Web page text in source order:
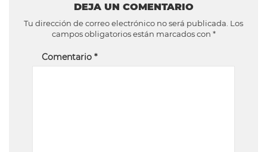
DEJA UN COMENTARIO
Tu dirección de correo electrónico no será publicada. Los
campos obligatorios están marcados con *
Comentario *